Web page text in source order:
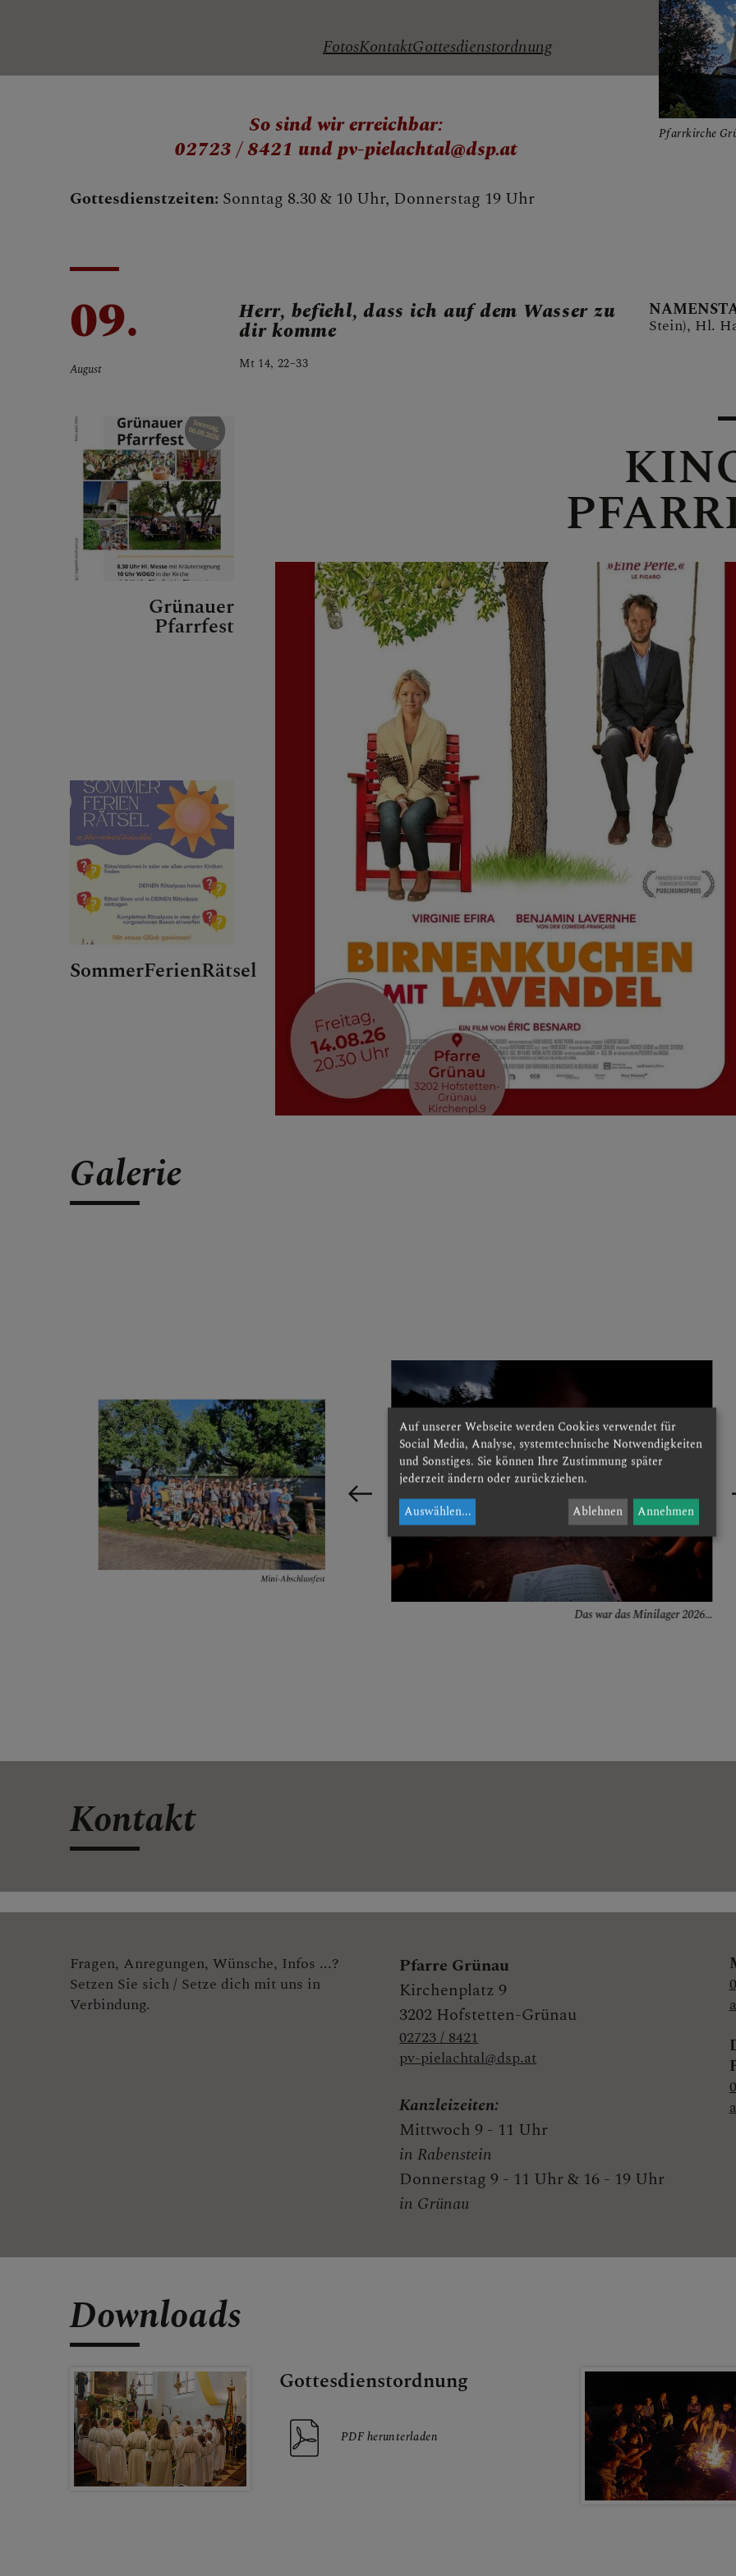
PFARRE - KIRCHE
SAKRAMENTE
Pfarrkirche
FotosKontaktGottesdienstordnung
So sind wir erreichbar:
02723 / 8421 und pv-pielachtal@dsp.at
Gottesdienstzeiten: Sonntag 8.30 & 10 Uhr, Donnerstag 19 Uhr
09.
August
Herr, befiehl, dass ich auf dem Wasser zu
dir komme
Mt 14, 22–33
Stein), Hl.
Grünauer
Pfarrfest
SommerFerienRätsel
Galerie
Erstkommunion 2026
Kinder- & Familiengottesdienst mit unseren Täuflingen 2025
Mini-Abschlussfest
Das war das Minilager 2026...
Kontakt
Fragen, Anregungen, Wünsche, Infos ...?
Setzen Sie sich / Setze dich mit uns in
Verbindung.
Pfarre Grünau
Kirchenplatz 9
3202 Hofstetten-Grünau
02723 / 8421
pv-pielachtal@dsp.at
Kanzleizeiten:
Mittwoch 9 - 11 Uhr
in Rabenstein
Donnerstag 9 - 11 Uhr & 16 - 19 Uhr
in Grünau
Downloads
Gottesdienstordnung
PDF herunterladen
Auf unserer Webseite werden Cookies verwendet für
Social Media, Analyse, systemtechnische Notwendigkeiten
und Sonstiges. Sie können Ihre Zustimmung später
jederzeit ändern oder zurückziehen.
Auswählen... Ablehnen Annehmen